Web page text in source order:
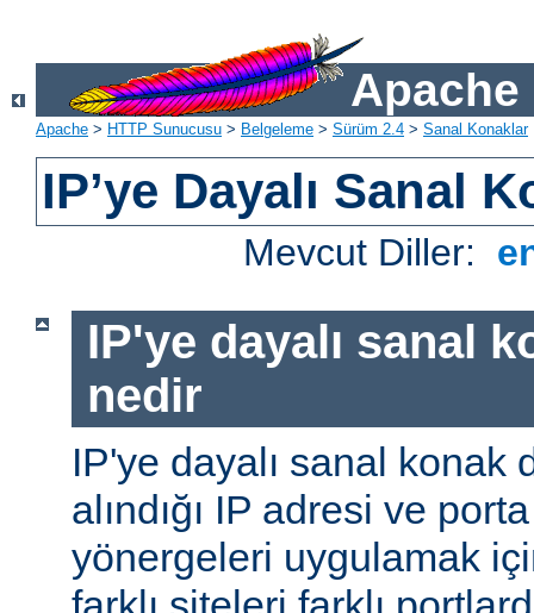
Apache
Apache > HTTP Sunucusu > Belgeleme > Sürüm 2.4 > Sanal Konaklar
IP’ye Dayalı Sanal
Mevcut Diller:
IP'ye dayalı sanal
nedir
IP'ye dayalı sanal konak
alındığı IP adresi ve
yönergeleri uygulamak